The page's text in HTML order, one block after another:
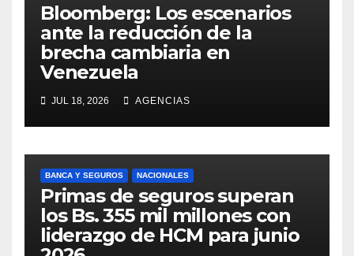
Bloomberg: Los escenarios
ante la reducción de la
brecha cambiaria en
Venezuela
JUL 18, 2026 AGENCIAS
BANCA Y SEGUROS NACIONALES
Primas de seguros superan
los Bs. 355 mil millones con
liderazgo de HCM para junio